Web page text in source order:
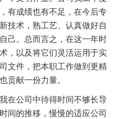
有成绩也有不足，在今后专
技术，熟工艺、认真做好自
己。总而言之，在这一年时
，以及将它们灵活运用于实
文件，把本职工作做到更精
贡献一份力量。
在公司中待得时间不够长导
间的推移，慢慢的适应公司